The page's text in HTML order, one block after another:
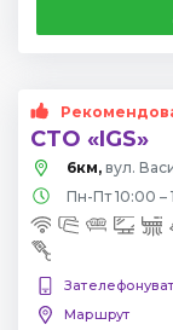
СТО «IGS»
6км, вул.
Пн-Пт 10:00 –
Маршрут